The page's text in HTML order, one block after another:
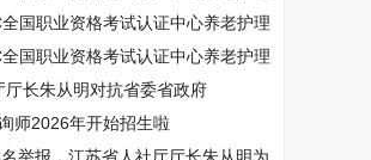
国职业资格考试认证中心养老护理
国职业资格考试认证中心养老护理
厅长朱从明对抗省委省政府
师2026年开始招生啦